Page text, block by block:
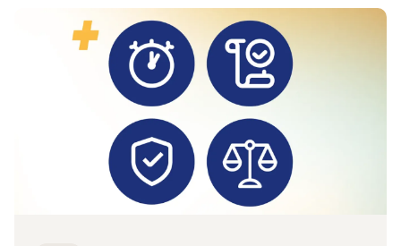
Vers l'article Réponses aux principales questions